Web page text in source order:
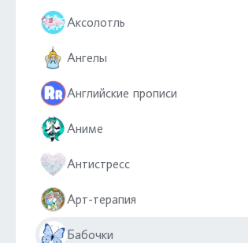
Аксолотль
Ангелы
Английские прописи
Аниме
Антистресс
Арт-терапия
Бабочки